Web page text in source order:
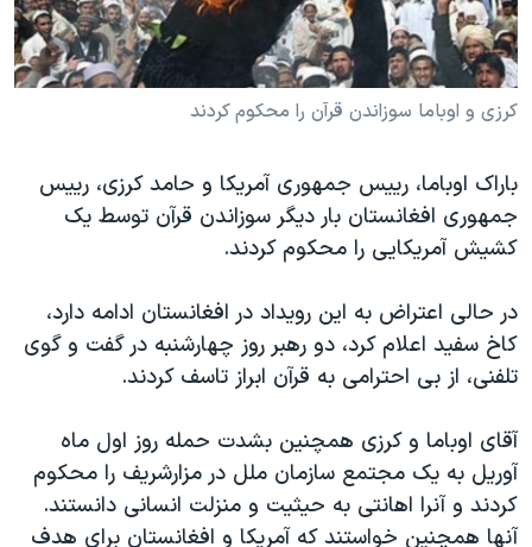
فرهنگ و زندگی
حقوق شهروندی
اقتصادی
اسرائیل در جنگ
گالری عکس
مستندها
انتخابات ریاست جمهوری آمریکا ۲۰۲۴
حمله جمهوری اسلامی به اسرائیل
ورزش زنان در ایران
اعتراضات زن، زندگی، آزادی
تریبونال مردمی آبان ۹۸
دادگاه حمید نوری
قانون شفافیت دارائی کادر رهبری ایران
اعتراضات مردمی آبان ۹۸
اسرائیل در جنگ
دنبال کنید
زبانهای مختلف
کرزی و اوباما سوزاندن قرآن را محکوم کردند
باراک اوباما، رييس جمهوری آمريکا و حامد کرزی، رييس
جمهوری افغانستان بار ديگر سوزاندن قرآن توسط يک
کشيش آمريکايی را محکوم کردند.
در حالی اعتراض به اين رويداد در افغانستان ادامه دارد،
کاخ سفيد اعلام کرد، دو رهبر روز چهارشنبه در گفت و گوی
تلفنی، از بی احترامی به قرآن ابراز تاسف کردند.
آقای اوباما و کرزی همچنين بشدت حمله روز اول ماه
آوريل به يک مجتمع سازمان ملل در مزارشريف را محکوم
کردند و آنرا اهانتی به حيثيت و منزلت انسانی دانستند.
آنها همچنين خواستند که آمريکا و افغانستان برای هدف